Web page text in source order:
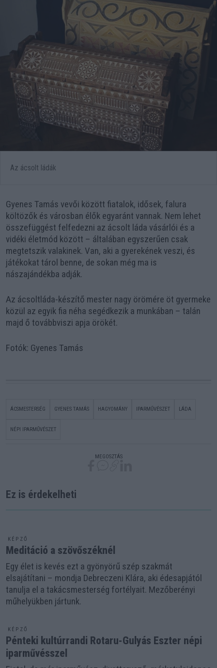
Az ácsolt ládák
Gyenes Tamás vevői között fiatalok, idősek, falura
költözők és városban élők egyaránt vannak. Nem lehet
összefüggést felfedezni az ácsolt láda vásárlói és a
vidéki életmód között – általában egyszerűen csak
megtetszik valakinek. Van, aki a gyerekének veszi, és
játékokat tárol benne, de sokan még ma is
nászajándékba adják.
Az ácsoltláda-készítő mester nagy örömére öt gyermeke
közül az egyik fia néha segédkezik a munkában – talán
majd ő továbbviszi apja örökét.
Fotók: Gyenes Tamás
ÁCSMESTERSÉG GYENES TAMÁS HAGYOMÁNY IPARMŰVÉSZET LÁDA
NÉPI IPARMŰVÉSZET
MEGOSZTÁS
Ez is érdekelheti
KÉPZŐ
Meditáció a szövőszéknél
Egy élet is kevés ezt a gyönyörű szép szakmát
elsajátítani – mondja Debreczeni Klára, aki édesapjától
tanulja el a takácsmesterség fortélyait. Mezőberényi
műhelyükben jártunk.
KÉPZŐ
Pénteki kultúrrandi Rotaru-Gulyás Eszter népi
iparművésszel